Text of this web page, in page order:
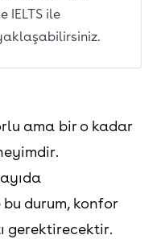
IELTS ile
ama bir o kadar
durum, konfor
gerektirecektir.